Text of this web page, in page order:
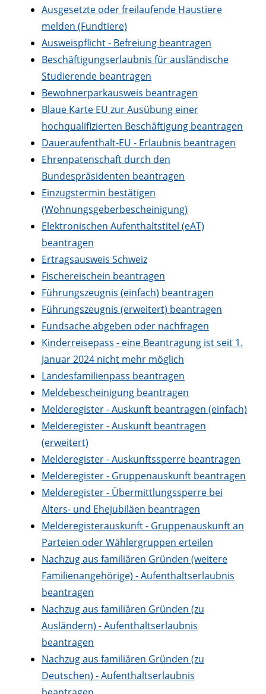
Ausgesetzte oder freilaufende Haustiere
melden (Fundtiere)
Ausweispflicht - Befreiung beantragen
Beschäftigungserlaubnis für ausländische
Studierende beantragen
Bewohnerparkausweis beantragen
Blaue Karte EU zur Ausübung einer
hochqualifizierten Beschäftigung beantragen
Daueraufenthalt-EU - Erlaubnis beantragen
Ehrenpatenschaft durch den
Bundespräsidenten beantragen
Einzugstermin bestätigen
(Wohnungsgeberbescheinigung)
Elektronischen Aufenthaltstitel (eAT)
beantragen
Ertragsausweis Schweiz
Fischereischein beantragen
Führungszeugnis (einfach) beantragen
Führungszeugnis (erweitert) beantragen
Fundsache abgeben oder nachfragen
Kinderreisepass - eine Beantragung ist seit 1.
Januar 2024 nicht mehr möglich
Landesfamilienpass beantragen
Meldebescheinigung beantragen
Melderegister - Auskunft beantragen (einfach)
Melderegister - Auskunft beantragen
(erweitert)
Melderegister - Auskunftssperre beantragen
Melderegister - Gruppenauskunft beantragen
Melderegister - Übermittlungssperre bei
Alters- und Ehejubiläen beantragen
Melderegisterauskunft - Gruppenauskunft an
Parteien oder Wählergruppen erteilen
Nachzug aus familiären Gründen (weitere
Familienangehörige) - Aufenthaltserlaubnis
beantragen
Nachzug aus familiären Gründen (zu
Ausländern) - Aufenthaltserlaubnis
beantragen
Nachzug aus familiären Gründen (zu
Deutschen) - Aufenthaltserlaubnis